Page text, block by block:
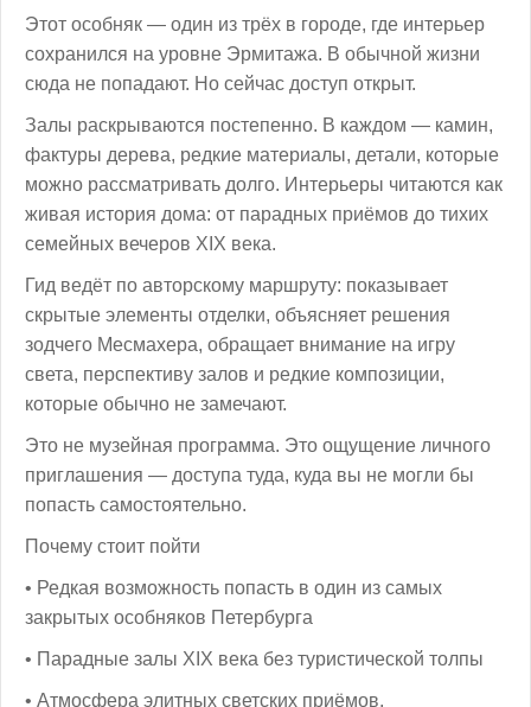
Этот особняк — один из трёх в городе, где интерьер
сохранился на уровне Эрмитажа. В обычной жизни
сюда не попадают. Но сейчас доступ открыт.
Залы раскрываются постепенно. В каждом — камин,
фактуры дерева, редкие материалы, детали, которые
можно рассматривать долго. Интерьеры читаются как
живая история дома: от парадных приёмов до тихих
семейных вечеров XIX века.
Гид ведёт по авторскому маршруту: показывает
скрытые элементы отделки, объясняет решения
зодчего Месмахера, обращает внимание на игру
света, перспективу залов и редкие композиции,
которые обычно не замечают.
Это не музейная программа. Это ощущение личного
приглашения — доступа туда, куда вы не могли бы
попасть самостоятельно.
Почему стоит пойти
• Редкая возможность попасть в один из самых
закрытых особняков Петербурга
• Парадные залы XIX века без туристической толпы
• Атмосфера элитных светских приёмов,